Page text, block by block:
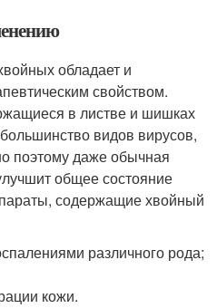
обладает и
свойством.
в листве и шишках
видов вирусов,
поэтому даже обычная
общее состояние
содержащие хвойный
различного рода;
кожи.